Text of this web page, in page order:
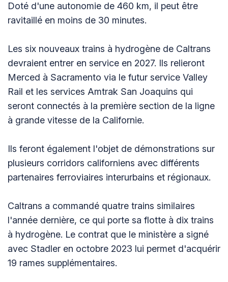
Doté d'une autonomie de 460 km, il peut être
ravitaillé en moins de 30 minutes.
Les six nouveaux trains à hydrogène de Caltrans
devraient entrer en service en 2027. Ils relieront
Merced à Sacramento via le futur service Valley
Rail et les services Amtrak San Joaquins qui
seront connectés à la première section de la ligne
à grande vitesse de la Californie.
Ils feront également l'objet de démonstrations sur
plusieurs corridors californiens avec différents
partenaires ferroviaires interurbains et régionaux.
Caltrans a commandé quatre trains similaires
l'année dernière, ce qui porte sa flotte à dix trains
à hydrogène. Le contrat que le ministère a signé
avec Stadler en octobre 2023 lui permet d'acquérir
19 rames supplémentaires.